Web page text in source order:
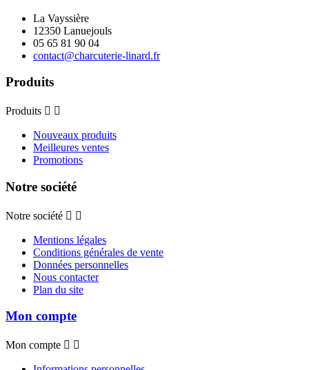
La Vayssière
12350 Lanuejouls
05 65 81 90 04
contact@charcuterie-linard.fr
Produits
Produits  
Nouveaux produits
Meilleures ventes
Promotions
Notre société
Notre société  
Mentions légales
Conditions générales de vente
Données personnelles
Nous contacter
Plan du site
Mon compte
Mon compte  